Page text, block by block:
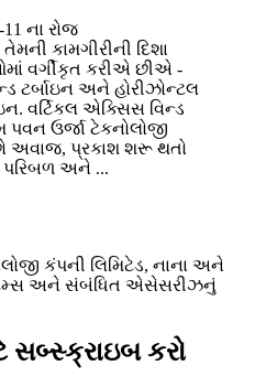
11 ના રોજ
કામગીરીની દિશા
વર્ગીકૃત કરીએ છીએ -
ટર્બાઇન અને હોરીઝોન્ટલ
વર્ટિકલ એક્સિસ વિન્ડ
ઉર્જા ટેકનોલોજી
અવાજ, પ્રકાશ શરૂ થતો
પરિબળ અને ...
કંપની લિમિટેડ, નાના અને
અને સંબંધિત એસેસરીઝનું
સબ્સ્ક્રાઇબ કરો